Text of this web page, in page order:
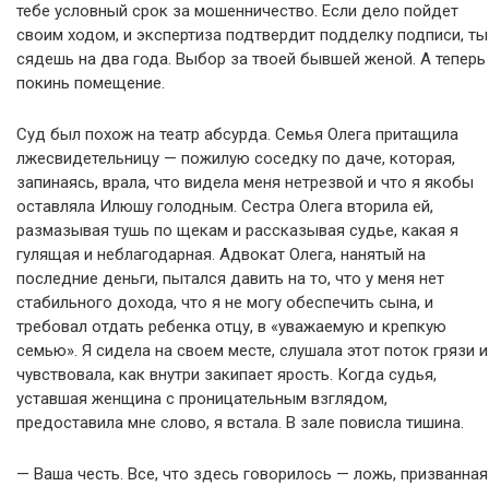
тебе условный срок за мошенничество. Если дело пойдет
своим ходом, и экспертиза подтвердит подделку подписи, ты
сядешь на два года. Выбор за твоей бывшей женой. А теперь
покинь помещение.
Суд был похож на театр абсурда. Семья Олега притащила
лжесвидетельницу — пожилую соседку по даче, которая,
запинаясь, врала, что видела меня нетрезвой и что я якобы
оставляла Илюшу голодным. Сестра Олега вторила ей,
размазывая тушь по щекам и рассказывая судье, какая я
гулящая и неблагодарная. Адвокат Олега, нанятый на
последние деньги, пытался давить на то, что у меня нет
стабильного дохода, что я не могу обеспечить сына, и
требовал отдать ребенка отцу, в «уважаемую и крепкую
семью». Я сидела на своем месте, слушала этот поток грязи и
чувствовала, как внутри закипает ярость. Когда судья,
уставшая женщина с проницательным взглядом,
предоставила мне слово, я встала. В зале повисла тишина.
— Ваша честь. Все, что здесь говорилось — ложь, призванная